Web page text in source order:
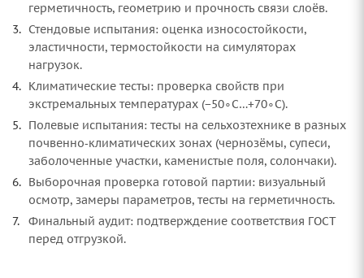
герметичность, геометрию и прочность связи слоёв.
Стендовые испытания: оценка износостойкости,
эластичности, термостойкости на симуляторах
нагрузок.
Климатические тесты: проверка свойств при
экстремальных температурах (−50∘C…+70∘C).
Полевые испытания: тесты на сельхозтехнике в разных
почвенно‑климатических зонах (чернозёмы, супеси,
заболоченные участки, каменистые поля, солончаки).
Выборочная проверка готовой партии: визуальный
осмотр, замеры параметров, тесты на герметичность.
Финальный аудит: подтверждение соответствия ГОСТ
перед отгрузкой.